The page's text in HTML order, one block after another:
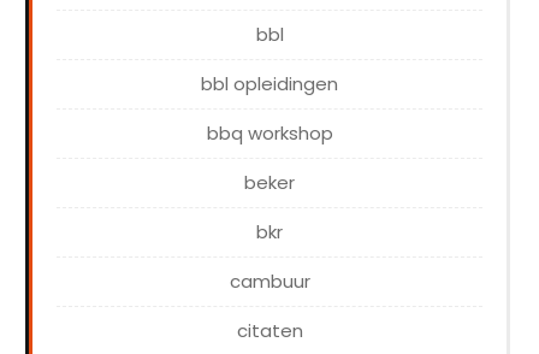
bbl
bbl opleidingen
bbq workshop
beker
bkr
cambuur
citaten